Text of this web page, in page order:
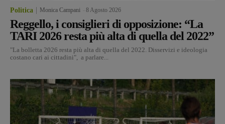
Politica Monica Campani 8 Agosto 2026
Reggello, i consiglieri di opposizione: “La
TARI 2026 resta più alta di quella del 2022”
"La bolletta 2026 resta più alta di quella del 2022. Disservizi e ideologia
costano cari ai cittadini", a parlare...